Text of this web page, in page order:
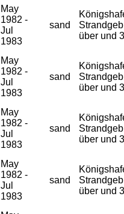
May
1982 -
Jul
1983
sand
über und
May
1982 -
Jul
1983
sand
über und
May
1982 -
Jul
1983
sand
über und
May
1982 -
Jul
1983
sand
über und